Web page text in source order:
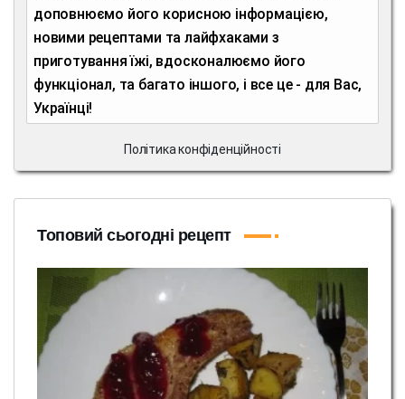
доповнюємо його корисною інформацією,
новими рецептами та лайфхаками з
приготування їжі, вдосконалюємо його
функціонал, та багато іншого, і все це - для Вас,
Українці!
Політика конфіденційності
Топовий сьогодні рецепт